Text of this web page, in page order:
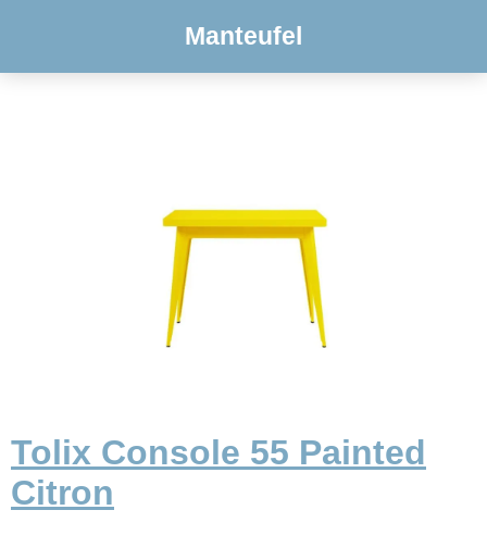
Manteufel
Tolix Console 55 Painted
Citron